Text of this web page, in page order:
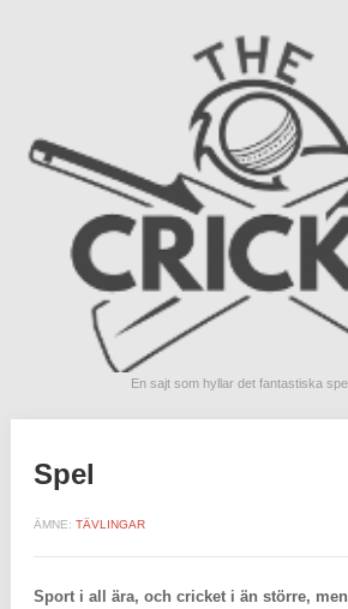
En sajt som hyllar det fantastiska
Spel
ÄMNE: TÄVLINGAR
Sport i all ära, och cricket i än större,